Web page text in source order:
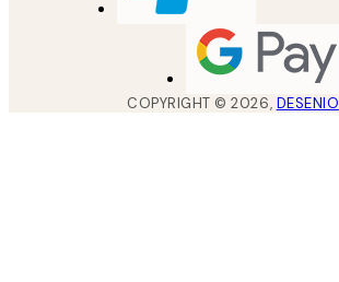
COPYRIGHT ©2026, DESENIO